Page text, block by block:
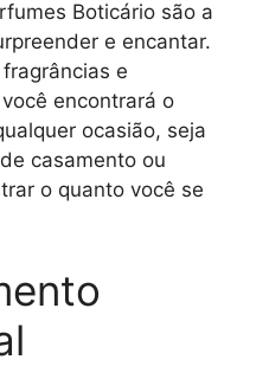
Boticário são a
e encantar.
e
encontrará o
ocasião, seja
casamento ou
o quanto você se